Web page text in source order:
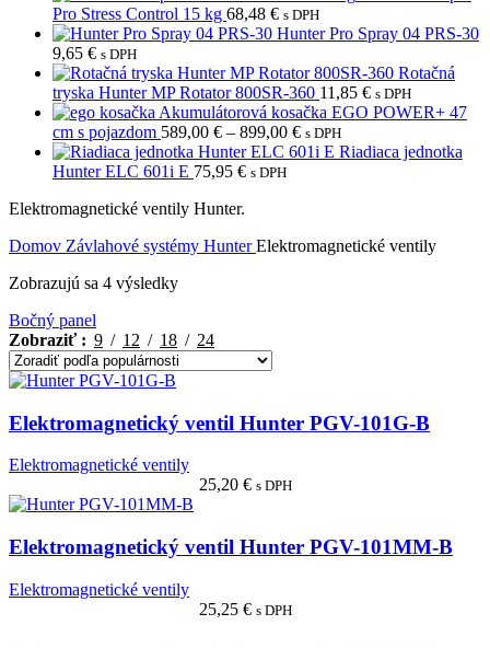
Pro Stress Control 15 kg 68,48 € s DPH
Hunter Pro Spray 04 PRS-30
9,65 € s DPH
Rotačná
tryska Hunter MP Rotator 800SR-360 11,85 € s DPH
Akumulátorová kosačka EGO POWER+ 47
cm s pojazdom 589,00 € – 899,00 €Price
range:
s DPH
Riadiaca jednotka
Hunter ELC 601i E 75,95 € s DPH
Elektromagnetické ventily Hunter.
Domov Závlahové systémy HunterElektromagnetické ventily
Zobrazujú sa 4 výsledkyZoradené
Bočný panel
Zobraziť
9 12 18 24
Elektromagnetický ventil Hunter PGV-101G-B
Elektromagnetické ventily
25,20 € s DPH
Elektromagnetický ventil Hunter PGV-101MM-B
Elektromagnetické ventily
25,25 € s DPH